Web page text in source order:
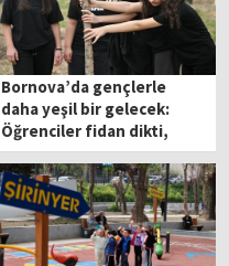
Bornova’da gençlerle
daha yeşil bir gelecek:
Öğrenciler fidan dikti,
doğaya can oldu